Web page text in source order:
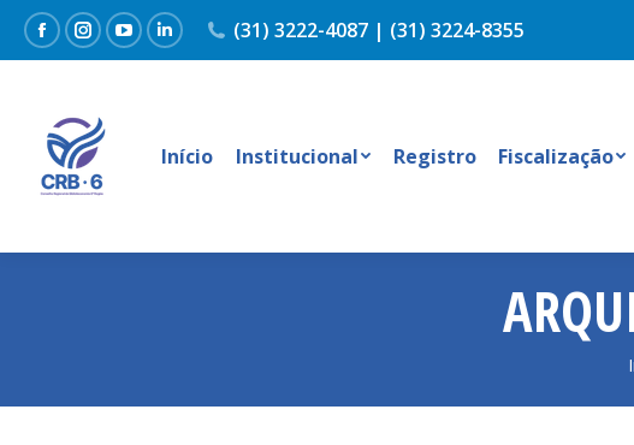
FacebookInstagram
YouTubeLinkedin
(31) 3222-4087 | (31) 3224-8355
Início Institucional Registro Fiscalização